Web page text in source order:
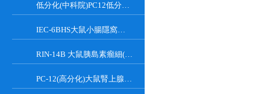
低分化(中科院)PC12低分化(中科院)瘤細(xì)胞大鼠腎上腺嗜鉻細(xì)胞
IEC-6BHS大鼠小腸隱窩上皮細(xì)胞
RIN-14B 大鼠胰島素瘤細(xì)胞系
PC-12(高分化)大鼠腎上腺嗜鉻細(xì)胞瘤細(xì)胞(高分化)